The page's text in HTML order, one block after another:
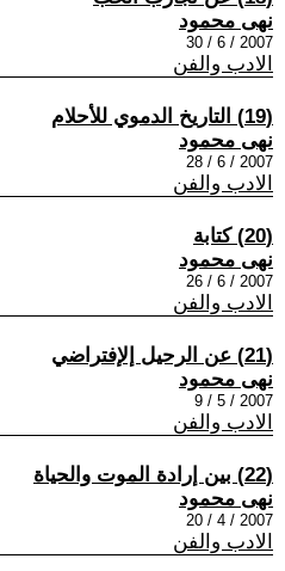
نهى محمود
2007 / 6 / 30
الادب والفن
(19) التاريخ الدموي للأحلام
نهى محمود
2007 / 6 / 28
الادب والفن
(20) كتابة
نهى محمود
2007 / 6 / 26
الادب والفن
(21) عن الرحيل إلإفتراضي
نهى محمود
2007 / 5 / 9
الادب والفن
(22) بين إرادة الموت والحياة
نهى محمود
2007 / 4 / 20
الادب والفن